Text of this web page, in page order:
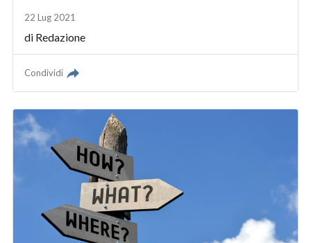
22 Lug 2021
di Redazione
Condividi